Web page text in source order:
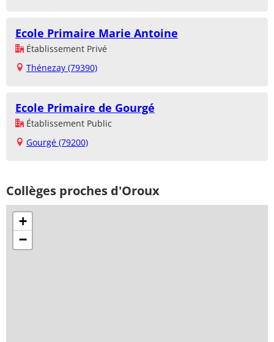
Ecole Primaire Marie Antoine
Établissement Privé
Thénezay (79390)
Ecole Primaire de Gourgé
Établissement Public
Gourgé (79200)
Collèges proches d'Oroux
+
−